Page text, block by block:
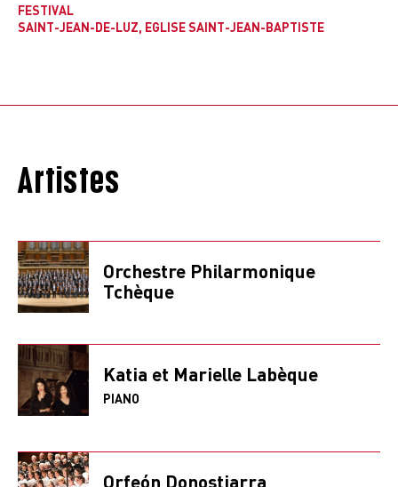
FESTIVAL
SAINT-JEAN-DE-LUZ, EGLISE SAINT-JEAN-BAPTISTE
Artistes
Orchestre Philarmonique
Tchèque
Katia et Marielle Labèque
PIANO
Orfeón Donostiarra